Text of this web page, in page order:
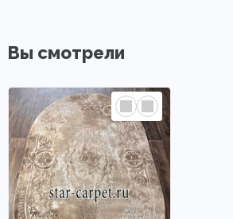
Вы смотрели